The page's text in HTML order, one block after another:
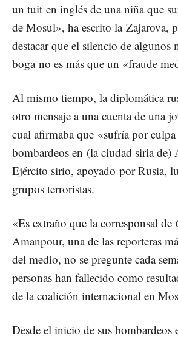
un tuit en inglés de una niña que
de Mosul», ha escrito la Zajarova,
destacar que el silencio de algunos
boga no es más que un «fraude
Al mismo tiempo, la diplomática
otro mensaje a una cuenta de una
cual afirmaba que «sufría por
bombardeos en (la ciudad siria de)
Ejército sirio, apoyado por Rusia,
grupos terroristas.
«Es extraño que la corresponsal de
Amanpour, una de las reporteras
del medio, no se pregunte cada
personas han fallecido como
de la coalición internacional en
Desde el inicio de sus bombardeos